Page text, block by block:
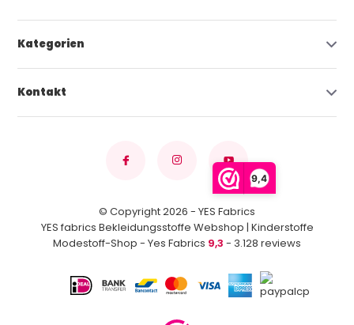
9,4
Kategorien
Kontakt
© Copyright 2026 - YES Fabrics
YES fabrics Bekleidungsstoffe Webshop | Kinderstoffe
Modestoff-Shop - Yes Fabrics 9,3 - 3.128 reviews